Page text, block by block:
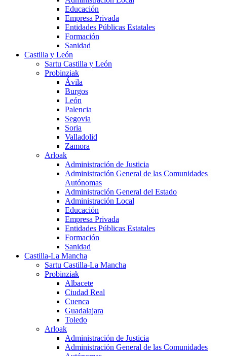
Educación
Empresa Privada
Entidades Públicas Estatales
Formación
Sanidad
Castilla y León
Sartu Castilla y León
Probinziak
Ávila
Burgos
León
Palencia
Segovia
Soria
Valladolid
Zamora
Arloak
Administración de Justicia
Administración General de las Comunidades
Autónomas
Administración General del Estado
Administración Local
Educación
Empresa Privada
Entidades Públicas Estatales
Formación
Sanidad
Castilla-La Mancha
Sartu Castilla-La Mancha
Probinziak
Albacete
Ciudad Real
Cuenca
Guadalajara
Toledo
Arloak
Administración de Justicia
Administración General de las Comunidades